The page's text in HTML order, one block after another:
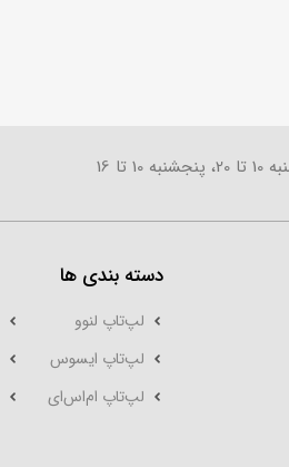
16
دسته بندی ها
لپ‌تاپ لنوو
لپ‌تاپ ایسوس
لپ‌تاپ‌ ام‌اس‌ای